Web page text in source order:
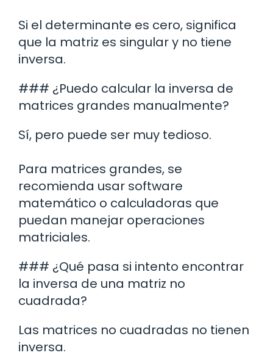
Si el determinante es cero, significa
que la matriz es singular y no tiene
inversa.
### ¿Puedo calcular la inversa de
matrices grandes manualmente?
Sí, pero puede ser muy tedioso.
Para matrices grandes, se
recomienda usar software
matemático o calculadoras que
puedan manejar operaciones
matriciales.
### ¿Qué pasa si intento encontrar
la inversa de una matriz no
cuadrada?
Las matrices no cuadradas no tienen
inversa.